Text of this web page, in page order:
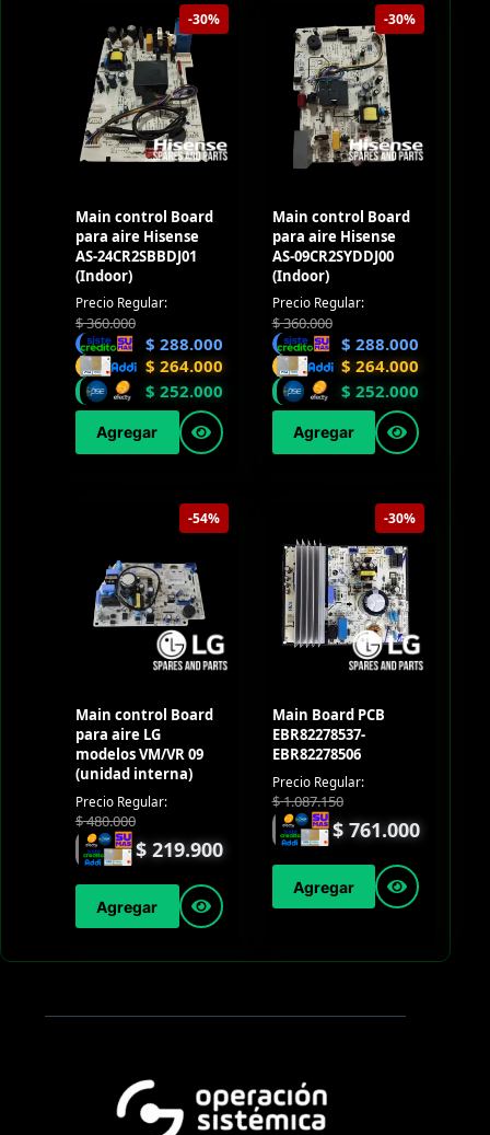
-30%
Main control Board
para aire Hisense
AS-24CR2SBBDJ01
(Indoor)
Precio Regular:
$360.000
$ 288.000
$ 264.000
$ 252.000
Agregar
-30%
Main control Board
para aire Hisense
AS-09CR2SYDDJ00
(Indoor)
Precio Regular:
$360.000
$ 288.000
$ 264.000
$ 252.000
Agregar
-54%
Main control Board
para aire LG
modelos VM/VR 09
(unidad interna)
Precio Regular:
$480.000
$ 219.900
Agregar
-30%
Main Board PCB
EBR82278537-
EBR82278506
Precio Regular:
$1.087.150
$ 761.000
Agregar